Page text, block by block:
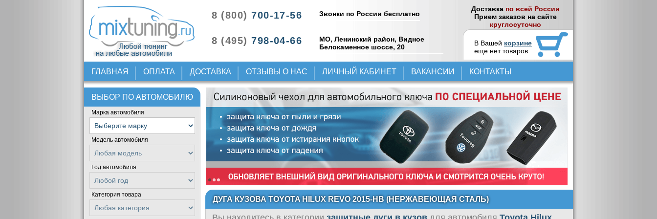
8 (800) 700-17-56
8 (495) 798-04-66
Звонки по России бесплатно
МО, Ленинский район, Видное
Белокаменное шоссе, 20
Доставка по всей России
Прием заказов на сайте
круглосуточно
В Вашей корзине
еще нет товаров
ГЛАВНАЯ ОПЛАТА ДОСТАВКА ОТЗЫВЫ О НАС ЛИЧНЫЙ КАБИНЕТ ВАКАНСИИ КОНТАКТЫ
ВЫБОР ПО АВТОМОБИЛЮ
Марка автомобиля
Модель автомобиля
Год автомобиля
Категория товара
ДУГА КУЗОВА TOYOTA HILUX REVO 2015-НВ (НЕРЖАВЕЮЩАЯ СТАЛЬ)